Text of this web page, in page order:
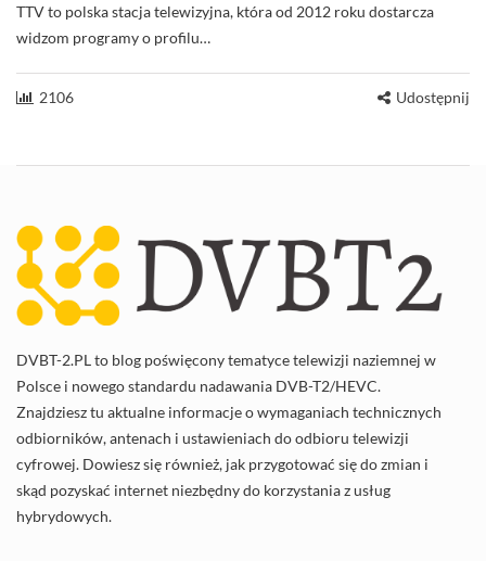
TTV to polska stacja telewizyjna, która od 2012 roku dostarcza
widzom programy o profilu…
2106 Udostępnij
DVBT-2.PL to blog poświęcony tematyce telewizji naziemnej w
Polsce i nowego standardu nadawania DVB-T2/HEVC.
Znajdziesz tu aktualne informacje o wymaganiach technicznych
odbiorników, antenach i ustawieniach do odbioru telewizji
cyfrowej. Dowiesz się również, jak przygotować się do zmian i
skąd pozyskać internet niezbędny do korzystania z usług
hybrydowych.